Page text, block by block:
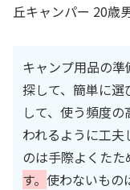
丘キャンパー 20歳
キャンプ用品の
探して、簡単に選
して、使う頻度
われるように工
のは手際よくたた
す。 使わないもの